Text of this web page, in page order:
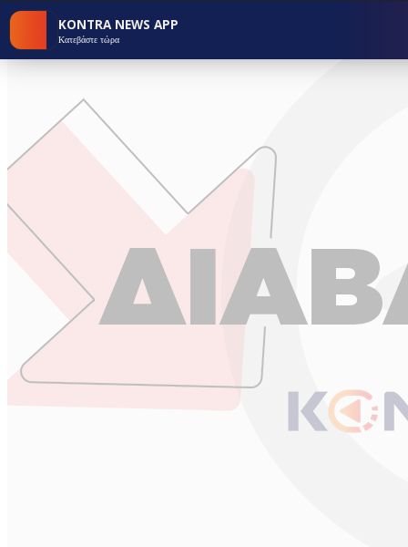
KONTRA NEWS APP
Κατεβάστε τώρα